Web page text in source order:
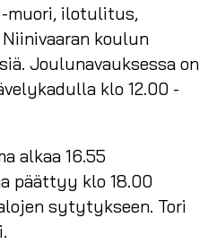
muori, ilotulitus,
koulun
Joulunavauksessa on
klo 12.00 -
alkaa 16.55
päättyy klo 18.00
sytytykseen. Tori